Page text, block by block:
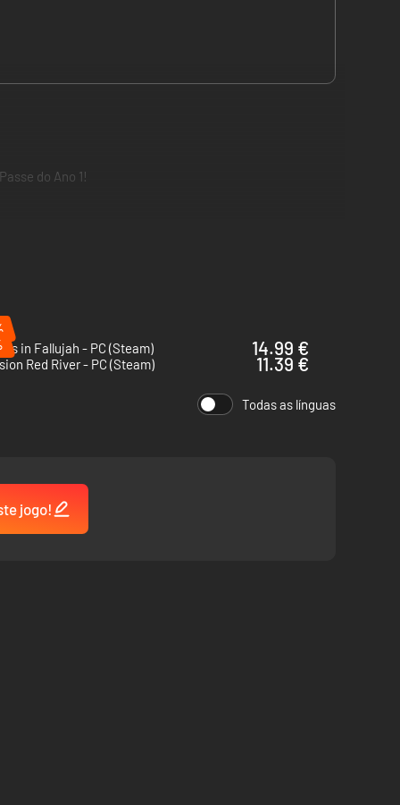
do Ano 1!
e JvJ.
in Fallujah - PC (Steam)
14.99 €
Red River - PC (Steam)
11.39 €
Todas as línguas
jogo!